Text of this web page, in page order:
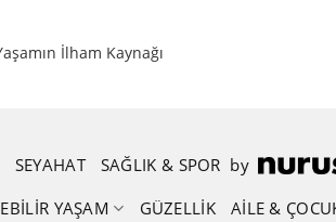
İlham Kaynağı
SEYAHAT SAĞLIK & SPOR by
YAŞAM GÜZELLIK AİLE &